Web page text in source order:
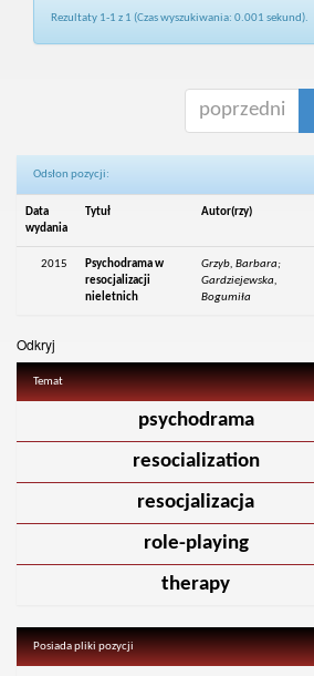
Rezultaty 1-1 z 1 (Czas wyszukiwania: 0.001 sekund).
poprzedni
Odsłon pozycji:
Data
wydania
Tytuł Autor(rzy)
2015
Psychodrama w
resocjalizacji
nieletnich
Grzyb, Barbara;
Gardziejewska,
Bogumiła
Odkryj
Temat
psychodrama
resocialization
resocjalizacja
role-playing
therapy
Posiada pliki pozycji